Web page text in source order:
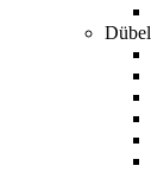
Dübel